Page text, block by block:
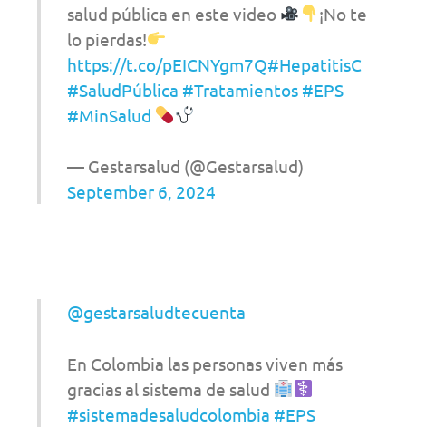
salud pública en este video
¡No te
lo pierdas!
https://t.co/pEICNYgm7Q#HepatitisC
#SaludPública #Tratamientos #EPS
#MinSalud
— Gestarsalud (@Gestarsalud)
September 6, 2024
@gestarsaludtecuenta
En Colombia las personas viven más
gracias al sistema de salud
#sistemadesaludcolombia #EPS